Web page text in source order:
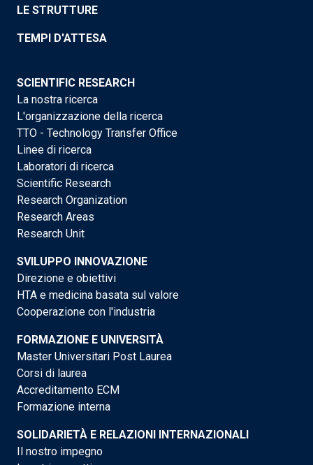
LE STRUTTURE
TEMPI D'ATTESA
SCIENTIFIC RESEARCH
La nostra ricerca
L'organizzazione della ricerca
TTO - Technology Transfer Office
Linee di ricerca
Laboratori di ricerca
Scientific Research
Research Organization
Research Areas
Research Unit
SVILUPPO INNOVAZIONE
Direzione e obiettivi
HTA e medicina basata sul valore
Cooperazione con l'industria
FORMAZIONE E UNIVERSITÀ
Master Universitari Post Laurea
Corsi di laurea
Accreditamento ECM
Formazione interna
SOLIDARIETÀ E RELAZIONI INTERNAZIONALI
Il nostro impegno